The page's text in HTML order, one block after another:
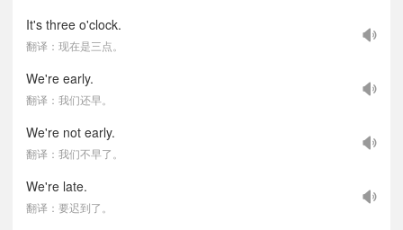
It's three o'clock.
翻译：现在是三点。
We're early.
翻译：我们还早。
We're not early.
翻译：我们不早了。
We're late.
翻译：要迟到了。